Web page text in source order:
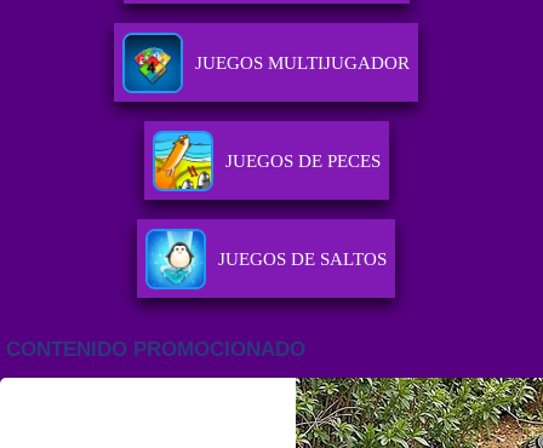
JUEGOS MULTIJUGADOR
JUEGOS DE PECES
JUEGOS DE SALTOS